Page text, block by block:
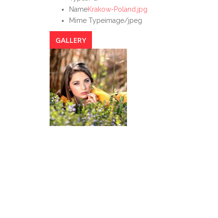
NameKrakow-Poland.jpg
Mime Typeimage/jpeg
GALLERY